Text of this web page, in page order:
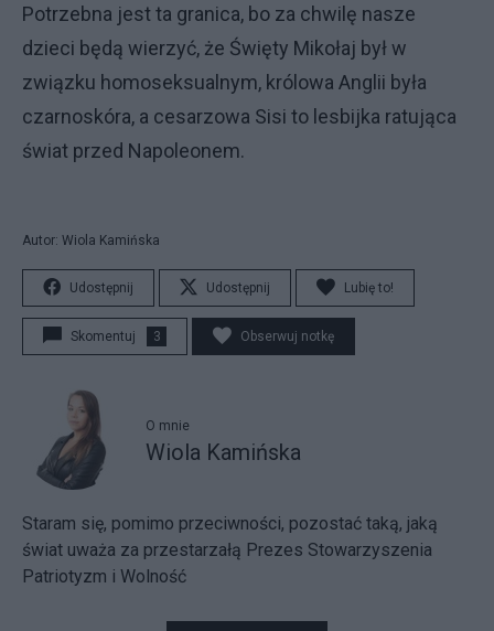
Potrzebna jest ta granica, bo za chwilę nasze
dzieci będą wierzyć, że Święty Mikołaj był w
związku homoseksualnym, królowa Anglii była
czarnoskóra, a cesarzowa Sisi to lesbijka ratująca
świat przed Napoleonem.
Autor: Wiola Kamińska
Udostępnij Udostępnij Lubię to!
Skomentuj 3 Obserwuj notkę
O mnie
Wiola Kamińska
Staram się, pomimo przeciwności, pozostać taką, jaką
świat uważa za przestarzałą Prezes Stowarzyszenia
Patriotyzm i Wolność